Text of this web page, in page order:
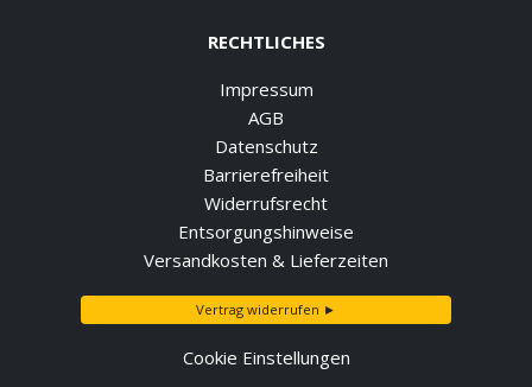
RECHTLICHES
Impressum
AGB
Datenschutz
Barrierefreiheit
Widerrufsrecht
Entsorgungshinweise
Versandkosten & Lieferzeiten
Vertrag widerrufen ►
Cookie Einstellungen